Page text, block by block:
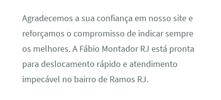
Agradecemos a sua confiança em nosso site e
reforçamos o compromisso de indicar sempre
os melhores. A Fábio Montador RJ está pronta
para deslocamento rápido e atendimento
impecável no bairro de Ramos RJ.